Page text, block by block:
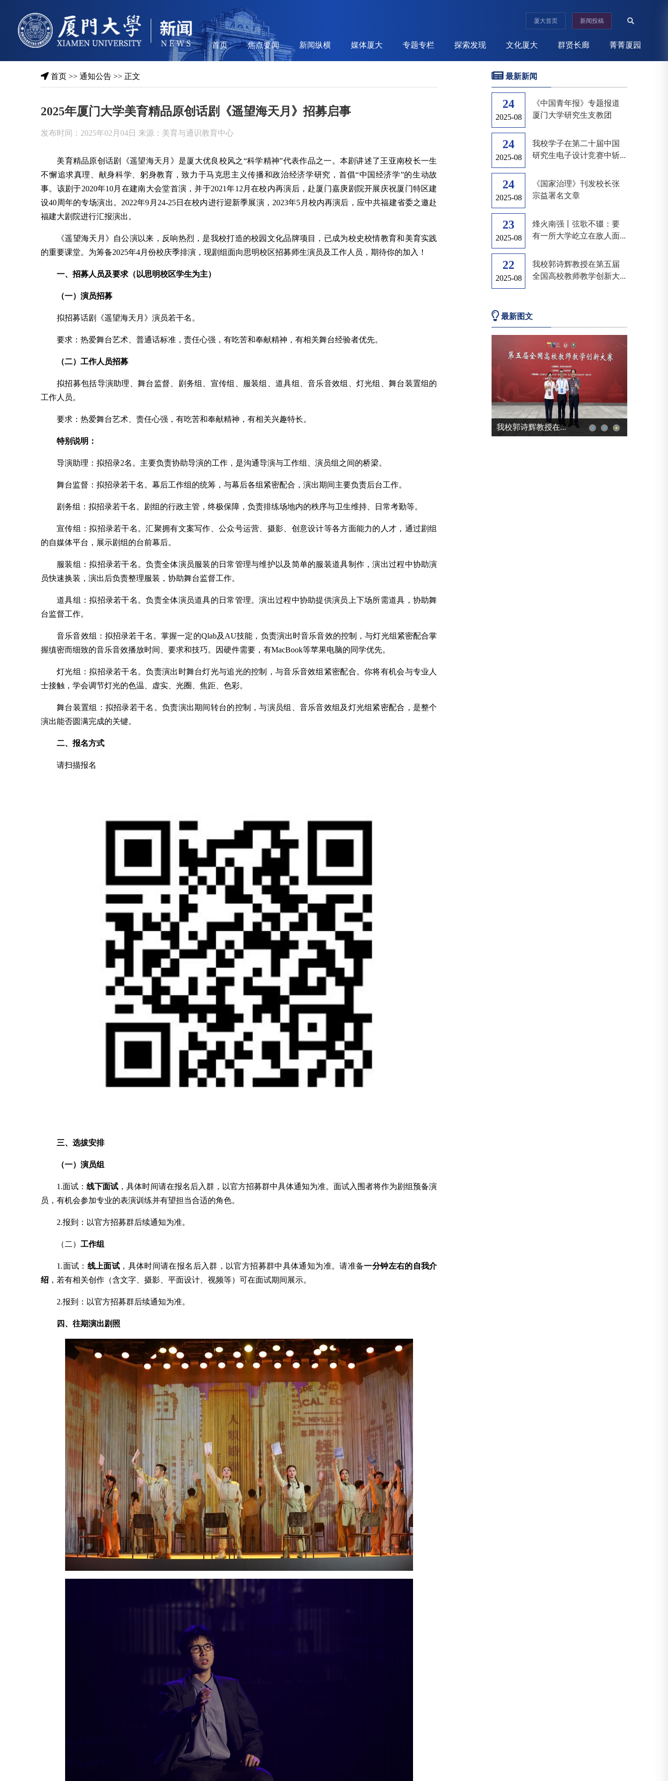
厦大首页 新闻投稿
首页 焦点要闻 新闻纵横 媒体厦大 专题专栏 探索发现 文化厦大 群贤长廊 菁菁厦园
首页 >>通知公告 >> 正文
2025年厦门大学美育精品原创话剧《遥望海天月》招募启事
发布时间：2025年02月04日 来源：美育与通识教育中心
美育精品原创话剧《遥望海天月》是厦大优良校风之“科学精神”代表作品之一。本剧讲述了王亚南校长一生
不懈追求真理、献身科学、躬身教育，致力于马克思主义传播和政治经济学研究，首倡“中国经济学”的生动故
事。该剧于2020年10月在建南大会堂首演，并于2021年12月在校内再演后，赴厦门嘉庚剧院开展庆祝厦门特区建
设40周年的专场演出。2022年9月24-25日在校内进行迎新季展演，2023年5月校内再演后，应中共福建省委之邀赴
福建大剧院进行汇报演出。
《遥望海天月》自公演以来，反响热烈，是我校打造的校园文化品牌项目，已成为校史校情教育和美育实践
的重要课堂。为筹备2025年4月份校庆季排演，现剧组面向思明校区招募师生演员及工作人员，期待你的加入！
一、招募人员及要求（以思明校区学生为主）
（一）演员招募
拟招募话剧《遥望海天月》演员若干名。
要求：热爱舞台艺术、普通话标准，责任心强，有吃苦和奉献精神，有相关舞台经验者优先。
（二）工作人员招募
拟招募包括导演助理、舞台监督、剧务组、宣传组、服装组、道具组、音乐音效组、灯光组、舞台装置组的
工作人员。
要求：热爱舞台艺术、责任心强，有吃苦和奉献精神，有相关兴趣特长。
特别说明：
导演助理：拟招录2名。主要负责协助导演的工作，是沟通导演与工作组、演员组之间的桥梁。
舞台监督：拟招录若干名。幕后工作组的统筹，与幕后各组紧密配合，演出期间主要负责后台工作。
剧务组：拟招录若干名。剧组的行政主管，终极保障，负责排练场地内的秩序与卫生维持、日常考勤等。
宣传组：拟招录若干名。汇聚拥有文案写作、公众号运营、摄影、创意设计等各方面能力的人才，通过剧组
的自媒体平台，展示剧组的台前幕后。
服装组：拟招录若干名。负责全体演员服装的日常管理与维护以及简单的服装道具制作，演出过程中协助演
员快速换装，演出后负责整理服装，协助舞台监督工作。
道具组：拟招录若干名。负责全体演员道具的日常管理。演出过程中协助提供演员上下场所需道具，协助舞
台监督工作。
音乐音效组：拟招录若干名。掌握一定的Qlab及AU技能，负责演出时音乐音效的控制，与灯光组紧密配合掌
握缜密而细致的音乐音效播放时间、要求和技巧。因硬件需要，有MacBook等苹果电脑的同学优先。
灯光组：拟招录若干名。负责演出时舞台灯光与追光的控制，与音乐音效组紧密配合。你将有机会与专业人
士接触，学会调节灯光的色温、虚实、光圈、焦距、色彩。
舞台装置组：拟招录若干名。负责演出期间转台的控制，与演员组、音乐音效组及灯光组紧密配合，是整个
演出能否圆满完成的关键。
二、报名方式
请扫描报名
三、选拔安排
（一）演员组
1.面试：线下面试 ，具体时间请在报名后入群，以官方招募群中具体通知为准。面试入围者将作为剧组预备演
员，有机会参加专业的表演训练并有望担当合适的角色。
2.报到：以官方招募群后续通知为准。
（二）工作组
1.面试： 线上面试 ，具体时间请在报名后入群，以官方招募群中具体通知为准。请准备一分钟左右的自我介
绍 ，若有相关创作（含文字、摄影、平面设计、视频等）可在面试期间展示。
2.报到：以官方招募群后续通知为准。
四、往期演出剧照
最新新闻
24
2025-08
《中国青年报》专题报道
厦门大学研究生支教团
24
2025-08
我校学子在第二十届中国
研究生电子设计竞赛中斩...
24
2025-08
《国家治理》刊发校长张
宗益署名文章
23
2025-08
烽火南强丨弦歌不辍：要
有一所大学屹立在敌人面...
22
2025-08
我校郭诗辉教授在第五届
全国高校教师教学创新大...
最新图文
《中国青年报》专...